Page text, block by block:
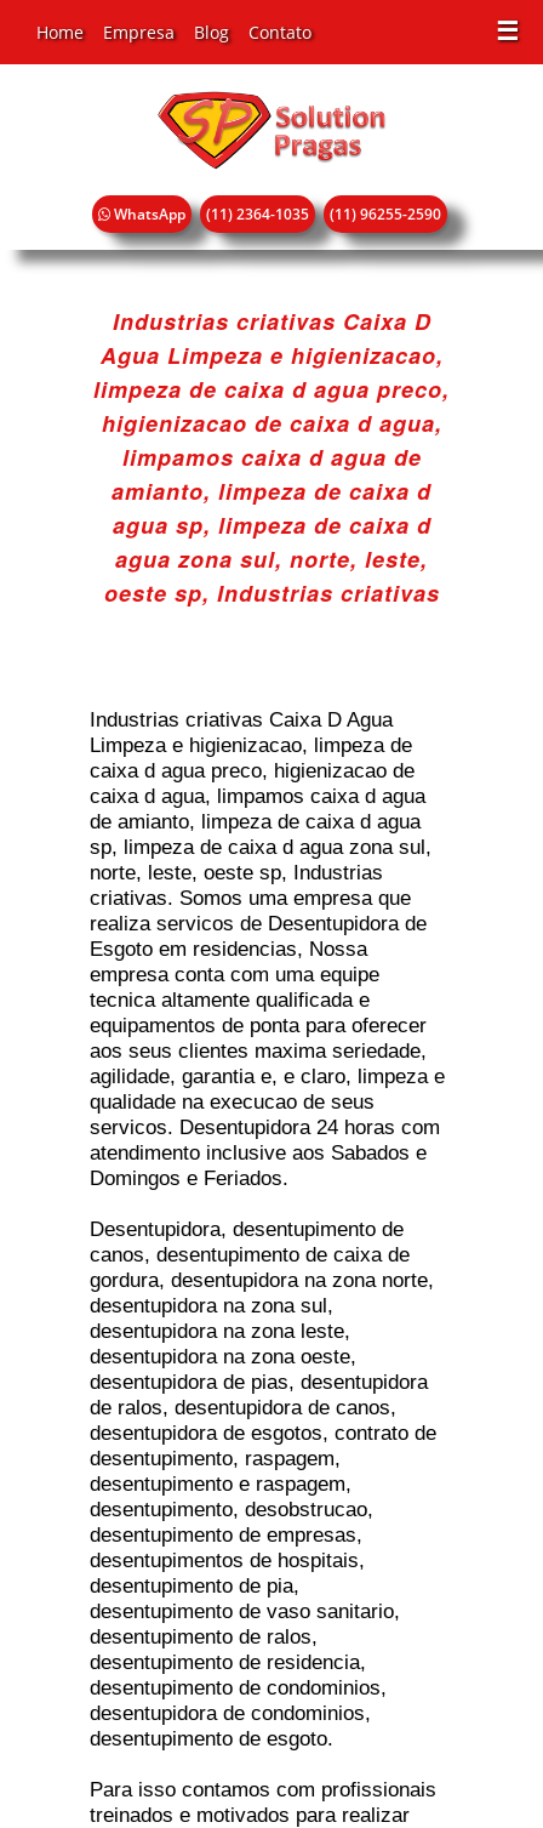
☰
Home Empresa Blog Contato
WhatsApp (11) 2364-1035 (11) 96255-2590
Industrias criativas Caixa D
Agua Limpeza e higienizacao,
limpeza de caixa d agua preco,
higienizacao de caixa d agua,
limpamos caixa d agua de
amianto, limpeza de caixa d
agua sp, limpeza de caixa d
agua zona sul, norte, leste,
oeste sp, Industrias criativas
Industrias criativas Caixa D Agua
Limpeza e higienizacao, limpeza de
caixa d agua preco, higienizacao de
caixa d agua, limpamos caixa d agua
de amianto, limpeza de caixa d agua
sp, limpeza de caixa d agua zona sul,
norte, leste, oeste sp, Industrias
criativas. Somos uma empresa que
realiza servicos de Desentupidora de
Esgoto em residencias, Nossa
empresa conta com uma equipe
tecnica altamente qualificada e
equipamentos de ponta para oferecer
aos seus clientes maxima seriedade,
agilidade, garantia e, e claro, limpeza e
qualidade na execucao de seus
servicos. Desentupidora 24 horas com
atendimento inclusive aos Sabados e
Domingos e Feriados.
Desentupidora, desentupimento de
canos, desentupimento de caixa de
gordura, desentupidora na zona norte,
desentupidora na zona sul,
desentupidora na zona leste,
desentupidora na zona oeste,
desentupidora de pias, desentupidora
de ralos, desentupidora de canos,
desentupidora de esgotos, contrato de
desentupimento, raspagem,
desentupimento e raspagem,
desentupimento, desobstrucao,
desentupimento de empresas,
desentupimentos de hospitais,
desentupimento de pia,
desentupimento de vaso sanitario,
desentupimento de ralos,
desentupimento de residencia,
desentupimento de condominios,
desentupidora de condominios,
desentupimento de esgoto.
Para isso contamos com profissionais
treinados e motivados para realizar